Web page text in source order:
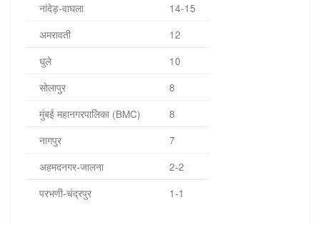
नांदेड़-वाघला
14-15
अमरावती
12
धुले
10
सोलापुर
8
मुंबई महानगरपालिका (BMC)
8
नागपुर
7
अहमदनगर-जालना
2-2
परभणी-चंद्रपुर
1-1